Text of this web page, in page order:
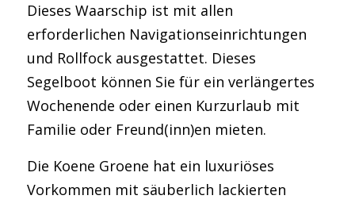
Dieses Waarschip ist mit allen
erforderlichen Navigationseinrichtungen
und Rollfock ausgestattet. Dieses
Segelboot können Sie für ein verlängertes
Wochenende oder einen Kurzurlaub mit
Familie oder Freund(inn)en mieten.
Die Koene Groene hat ein luxuriöses
Vorkommen mit säuberlich lackierten